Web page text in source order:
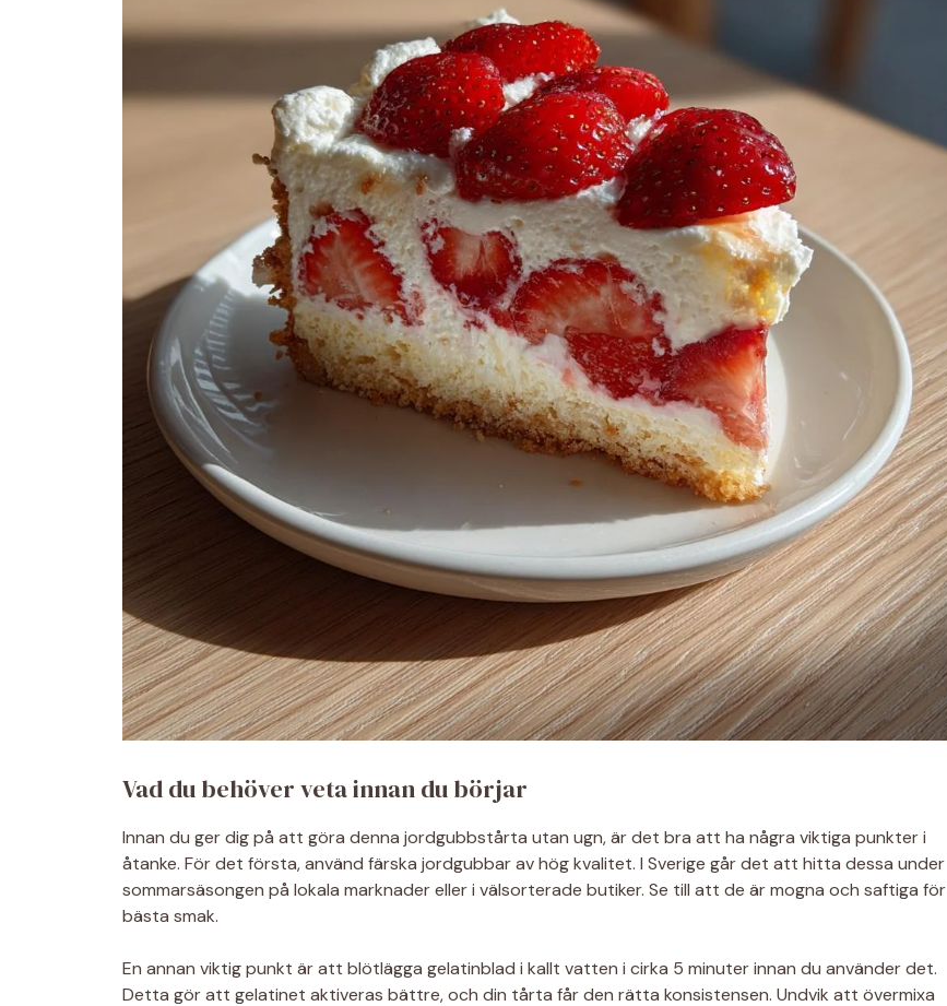
Vad du behöver veta innan du börjar
Innan du ger dig på att göra denna jordgubbstårta utan ugn, är det bra att ha några viktiga punkter i
åtanke. För det första, använd färska jordgubbar av hög kvalitet. I Sverige går det att hitta dessa under
sommarsäsongen på lokala marknader eller i välsorterade butiker. Se till att de är mogna och saftiga för
bästa smak.
En annan viktig punkt är att blötlägga gelatinblad i kallt vatten i cirka 5 minuter innan du använder det.
Detta gör att gelatinet aktiveras bättre, och din tårta får den rätta konsistensen. Undvik att övermixa